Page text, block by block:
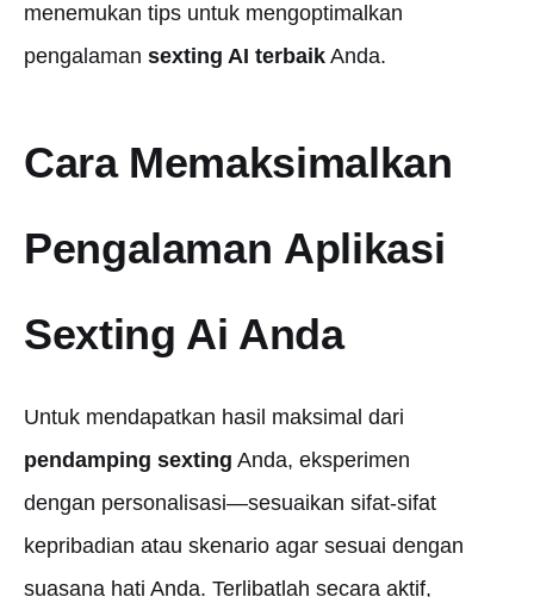
menemukan tips untuk mengoptimalkan
pengalaman sexting AI terbaik Anda.
Cara Memaksimalkan
Pengalaman Aplikasi
Sexting Ai Anda
Untuk mendapatkan hasil maksimal dari
pendamping sexting Anda, eksperimen
dengan personalisasi—sesuaikan sifat-sifat
kepribadian atau skenario agar sesuai dengan
suasana hati Anda. Terlibatlah secara aktif,